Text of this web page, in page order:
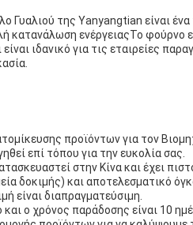
Γυαλιού της Yanyangtian είναι
κατανάλωση ενέργειαςΤο φούρνο
ιδανικό για τις εταιρείες
προϊόντων για τον
επί τόπου για την ευκολία σας.
στην Κίνα και έχει
δοκιμής) και αποτελεσματικό
είναι διαπραγματεύσιμη.
ο χρόνος παράδοσης είναι 10